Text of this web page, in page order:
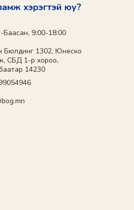
хэрэгтэй юу?
9:00-18:00
Бюлдинг 1302, Юнеско
СБД 1-р хороо,
14230